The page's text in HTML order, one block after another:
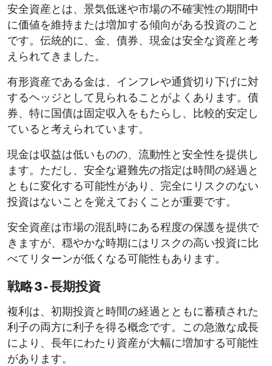
安全資産とは、景気低迷や市場の不確実性の期間中
に価値を維持または増加する傾向がある投資のこと
です。伝統的に、金、債券、現金は安全な資産と考
えられてきました。
有形資産である金は、インフレや通貨切り下げに対
するヘッジとして見られることがよくあります。債
券、特に国債は固定収入をもたらし、比較的安定し
ていると考えられています。
現金は収益は低いものの、流動性と安全性を提供し
ます。ただし、安全な避難先の指定は時間の経過と
ともに変化する可能性があり、完全にリスクのない
投資はないことを覚えておくことが重要です。
安全資産は市場の混乱時にある程度の保護を提供で
きますが、穏やかな時期にはリスクの高い投資に比
べてリターンが低くなる可能性もあります。
戦略 3 - 長期投資
複利は、初期投資と時間の経過とともに蓄積された
利子の両方に利子を得る概念です。この急激な成長
により、長年にわたり資産が大幅に増加する可能性
があります。